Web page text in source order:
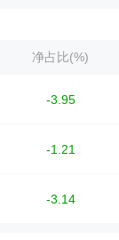
净占比(%)
-3.95
-1.21
-3.14